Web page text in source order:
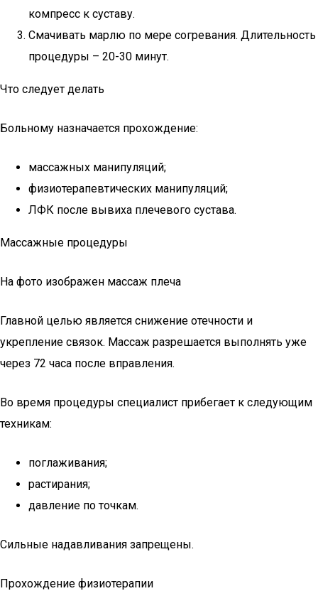
компресс к суставу.
Смачивать марлю по мере согревания. Длительность
процедуры – 20-30 минут.
Что следует делать
Больному назначается прохождение:
массажных манипуляций;
физиотерапевтических манипуляций;
ЛФК после вывиха плечевого сустава.
Массажные процедуры
На фото изображен массаж плеча
Главной целью является снижение отечности и
укрепление связок. Массаж разрешается выполнять уже
через 72 часа после вправления.
Во время процедуры специалист прибегает к следующим
техникам:
поглаживания;
растирания;
давление по точкам.
Сильные надавливания запрещены.
Прохождение физиотерапии